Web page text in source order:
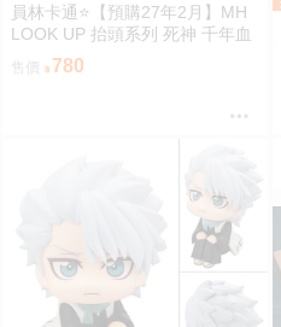
員林卡通⭐️【預購27年2月】MH
LOOK UP 抬頭系列 死神 千年血
戰篇 平子真子 0813
780